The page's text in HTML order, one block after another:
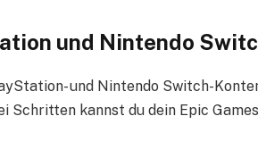
und Nintendo
und Nintendo Switch-
Schritten kannst du dein Epic